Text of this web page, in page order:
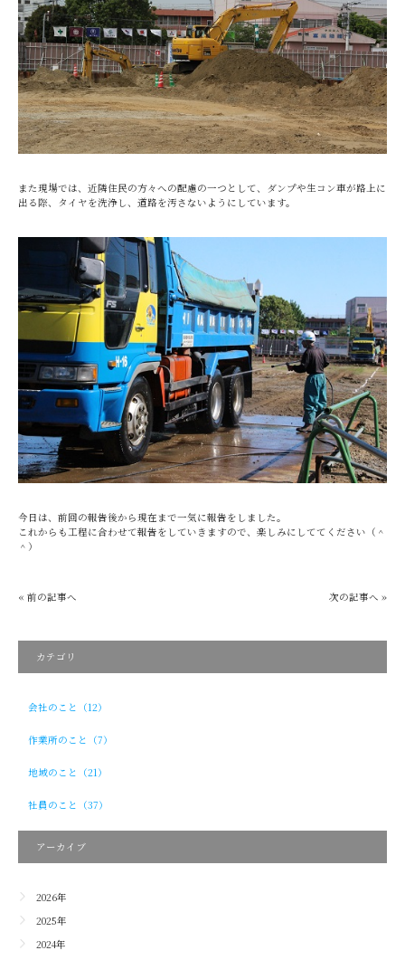
また現場では、近隣住民の方々への配慮の一つとして、ダンプや生コン車が路上に
出る際、タイヤを洗浄し、道路を汚さないようにしています。
今日は、前回の報告後から現在まで一気に報告をしました。
これからも工程に合わせて報告をしていきますので、楽しみにしててください（＾
＾）
« 前の記事へ 次の記事へ »
カテゴリ
会社のこと（12）
作業所のこと（7）
地域のこと（21）
社員のこと（37）
アーカイブ
2026年
2025年
2024年